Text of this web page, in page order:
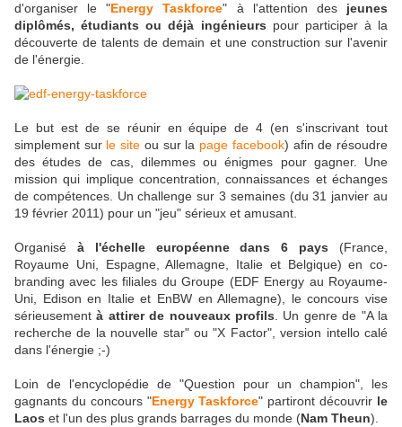
d'organiser le "Energy Taskforce" à l'attention des jeunes
diplômés, étudiants ou déjà ingénieurs pour participer à la
découverte de talents de demain et une construction sur l'avenir
de l'énergie.
Le but est de se réunir en équipe de 4 (en s'inscrivant tout
simplement sur le site ou sur la page facebook) afin de résoudre
des études de cas, dilemmes ou énigmes pour gagner. Une
mission qui implique concentration, connaissances et échanges
de compétences. Un challenge sur 3 semaines (du 31 janvier au
19 février 2011) pour un "jeu" sérieux et amusant.
Organisé à l'échelle européenne dans 6 pays (France,
Royaume Uni, Espagne, Allemagne, Italie et Belgique) en co-
branding avec les filiales du Groupe (EDF Energy au Royaume-
Uni, Edison en Italie et EnBW en Allemagne), le concours vise
sérieusementà attirer de nouveaux profils . Un genre de "A la
recherche de la nouvelle star" ou "X Factor", version intello calé
dans l'énergie ;-)
Loin de l'encyclopédie de "Question pour un champion", les
gagnants du concours "Energy Taskforce" partiront découvrir le
Laos et l'un des plus grands barrages du monde (Nam Theun).